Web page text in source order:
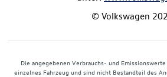
© Volkswagen
Die angegebenen Verbrauchs- und
einzelnes Fahrzeug und sind nicht Bestandteil des